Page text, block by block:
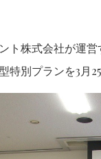
ト株式会社が運
特別プランを3月